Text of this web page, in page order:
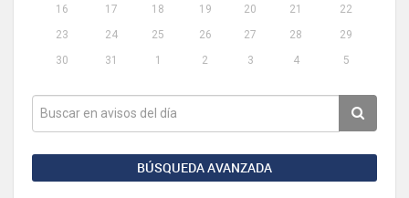
16
17 18 19 20 21
22
23
24 25 26 27 28
29
30
31 1 2 3 4 5
BÚSQUEDA AVANZADA